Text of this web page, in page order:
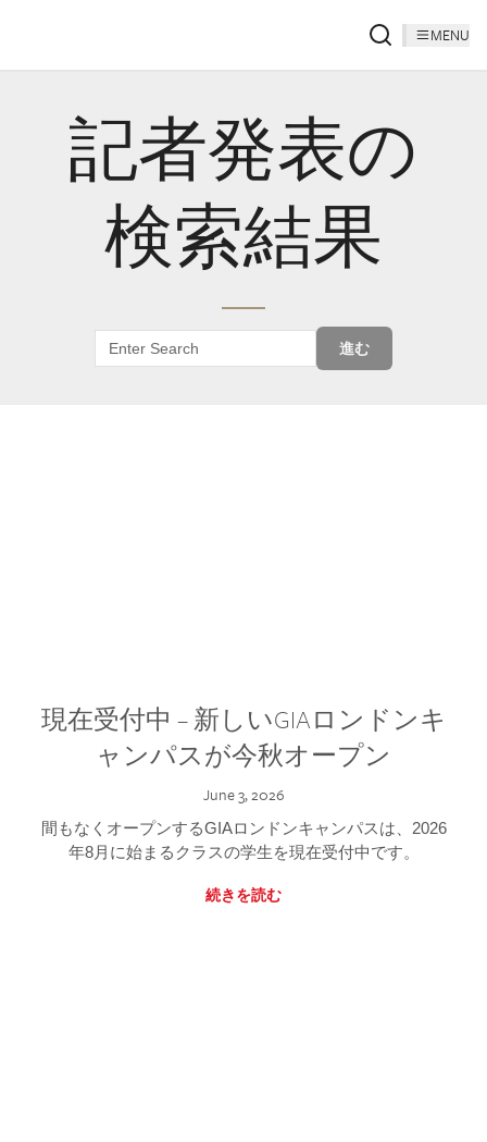
MENU
記者発表の
検索結果
進む
現在受付中 – 新しいGIAロンドンキ
ャンパスが今秋オープン
June 3, 2026
間もなくオープンするGIAロンドンキャンパスは、2026
年8月に始まるクラスの学生を現在受付中です。
続きを読む